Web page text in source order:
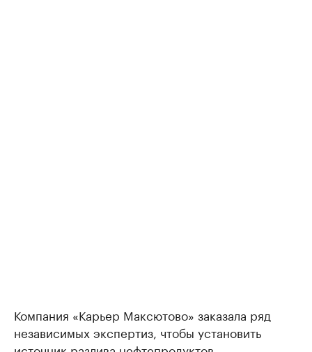
Компания «Карьер Максютово» заказала ряд
независимых экспертиз, чтобы установить